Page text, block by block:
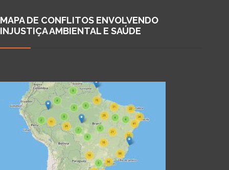
MAPA DE CONFLITOS ENVOLVENDO
INJUSTIÇA AMBIENTAL E SAÚDE